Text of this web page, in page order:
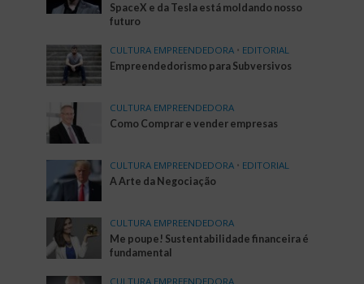
SpaceX e da Tesla está moldando nosso
futuro
CULTURA EMPREENDEDORA • EDITORIAL
Empreendedorismo para Subversivos
CULTURA EMPREENDEDORA
Como Comprar e vender empresas
CULTURA EMPREENDEDORA • EDITORIAL
A Arte da Negociação
CULTURA EMPREENDEDORA
Me poupe! Sustentabilidade financeira é
fundamental
CULTURA EMPREENDEDORA